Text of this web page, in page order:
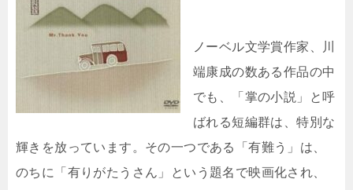
ノーベル文学賞作家、川
端康成の数ある作品の中
でも、「掌の小説」と呼
ばれる短編群は、特別な
輝きを放っています。その一つである「有難う」は、
のちに「有りがたうさん」という題名で映画化され、